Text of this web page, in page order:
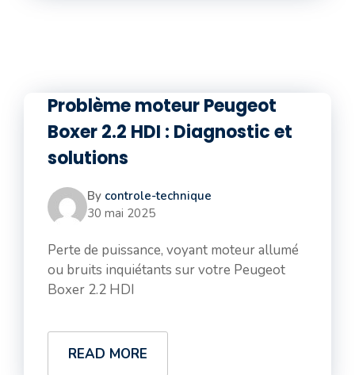
Problème moteur Peugeot
Boxer 2.2 HDI : Diagnostic et
solutions
By controle-technique
30 mai 2025
Perte de puissance, voyant moteur allumé
ou bruits inquiétants sur votre Peugeot
Boxer 2.2 HDI
READ MORE